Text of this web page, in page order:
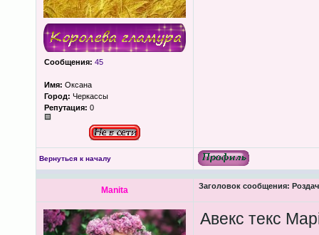
Сообщения: 45
Имя: Оксана
Город: Черкассы
Репутация: 0
Вернуться к началу
Manita Заголовок сообщения:
Авекс текс